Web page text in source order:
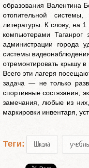
образования Валентина
отопительной
литературы. К слову, на
компьютерами
администрации города
системы
отремонтировать крышу
Всего эти лагеря
задача — не только
спортивные состязания,
замечания, любые из
маркировки инвентаря,
Теги: Школа